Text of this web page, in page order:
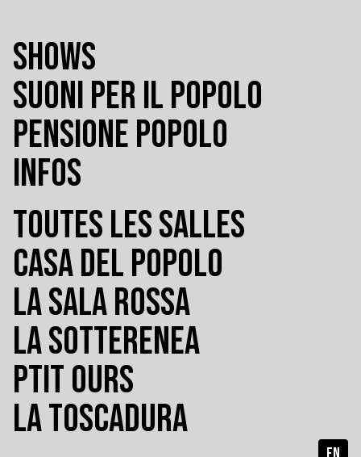
SHOWS
SUONI PER IL POPOLO
PENSIONE POPOLO
INFOS
TOUTES LES SALLES
CASA DEL POPOLO
LA SALA ROSSA
LA SOTTERENEA
PTIT OURS
LA TOSCADURA